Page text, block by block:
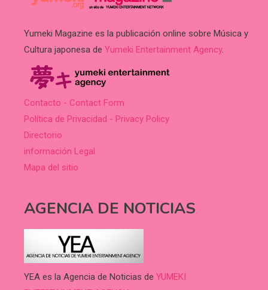
Yumeki Magazine es la publicación online sobre Música y
Cultura japonesa de Yumeki Entertainment Agency.
Contacto - Contact Form
Política de Privacidad - Privacy Policy
Directorio
información Legal
Mapa del sitio
AGENCIA DE NOTICIAS
YEA es la Agencia de Noticias de YUMEKI